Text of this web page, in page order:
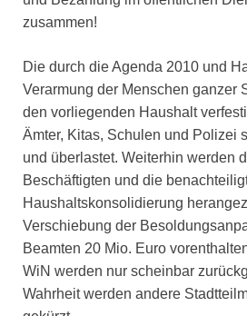
zusammen!
Die durch die Agenda 2010 und
Verarmung der Menschen ganzer
den vorliegenden Haushalt
Ämter, Kitas, Schulen und Polizei
und überlastet. Weiterhin werden
Beschäftigten und die
Haushaltskonsolidierung
Verschiebung der
Beamten 20 Mio. Euro
WiN werden nur scheinbar
Wahrheit werden andere